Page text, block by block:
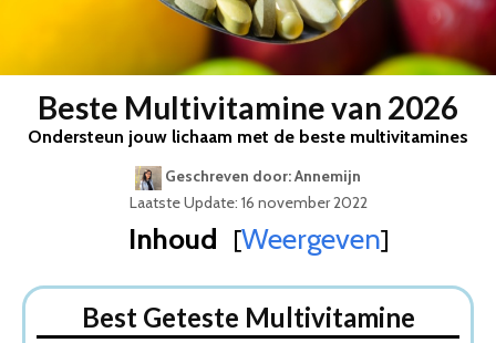
Beste Multivitamine van 2026
Ondersteun jouw lichaam met de beste multivitamines
Geschreven door: Annemijn
Laatste Update: 16 november 2022
Inhoud [Weergeven]
1. Yummygums Multi Plus – multivitamine – met vitamine
Best Geteste Multivitamine